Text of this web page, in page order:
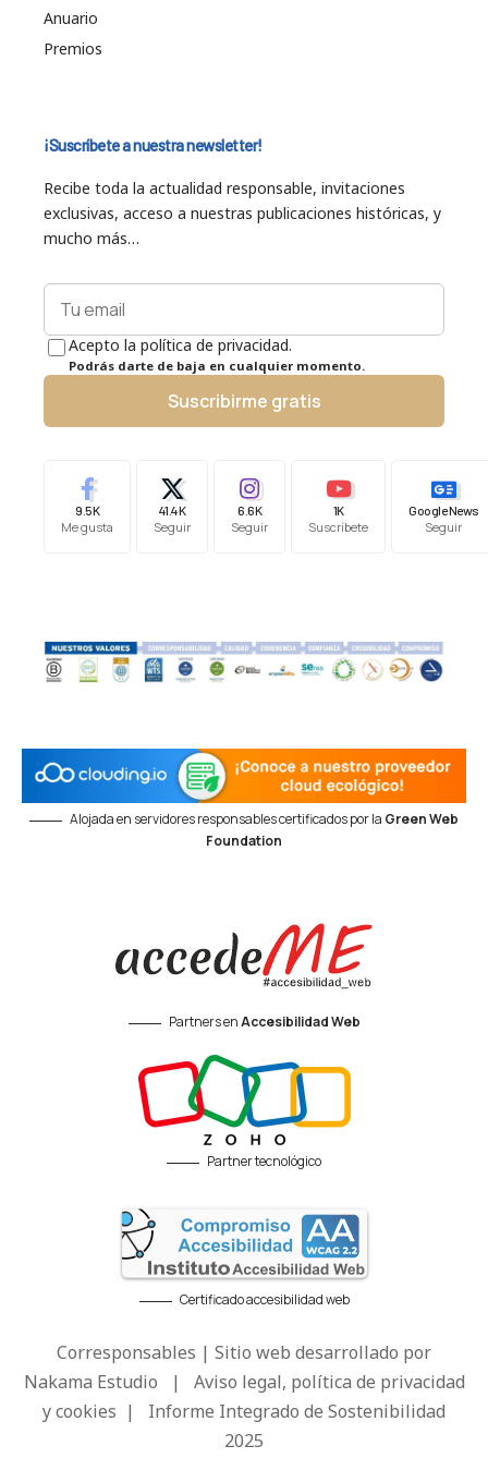
Anuario
Premios
¡Suscríbete a nuestra newsletter!
Recibe toda la actualidad responsable, invitaciones
exclusivas, acceso a nuestras publicaciones históricas, y
mucho más…
Acepto la política de privacidad.
Podrás darte de baja en cualquier momento.
Suscribirme gratis
9.5K
Me gusta
41.4K
Seguir
6.6K
Seguir
1K
Suscríbete
Google News
Seguir
Alojada en servidores responsables certificados por la Green Web
Foundation
Partners enAccesibilidad Web
Partner tecnológico
Certificado accesibilidad web
Corresponsables | Sitio web desarrollado por
Nakama Estudio | Aviso legal, política de privacidad
y cookies | Informe Integrado de Sostenibilidad
2025